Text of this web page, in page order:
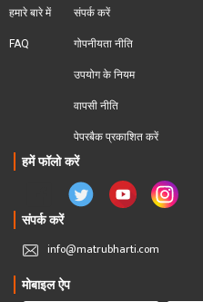
हमारे बारे में
FAQ
संपर्क करें
गोपनीयता नीति
उपयोग के नियम
वापसी नीति
पेपरबैक प्रकाशित करें
हमें फॉलो करें
संपर्क करें
info@matrubharti.com
मोबाइल ऐप